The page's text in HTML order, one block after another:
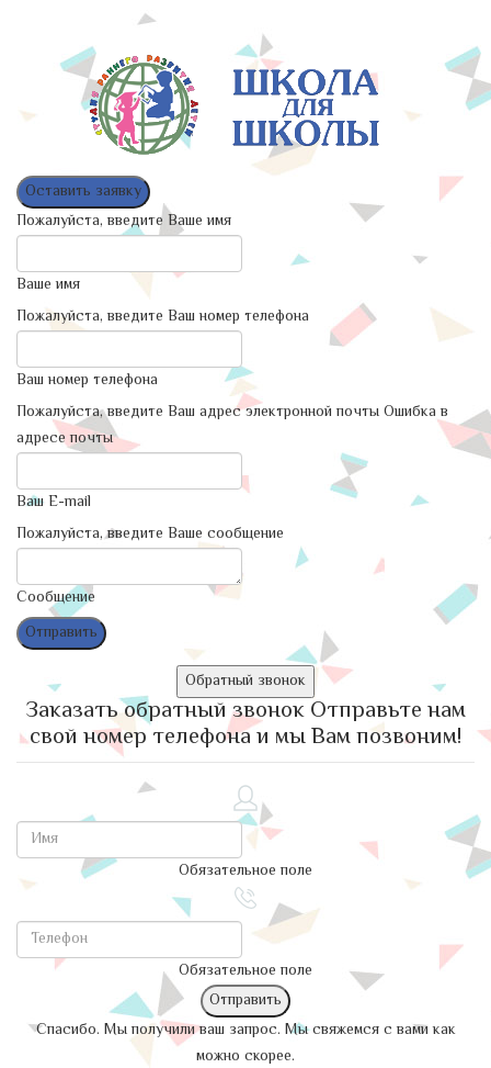
Обратный звонок
Заказать обратный звонокОтправьте нам
свой номер телефона и мы Вам позвоним!
Обязательное поле
Обязательное поле
Спасибо. Мы получили ваш запрос. Мы свяжемся с вами как
можно скорее.
Оставить заявку
Пожалуйста, введите Ваше имя
Ваше имя
Пожалуйста, введите Ваш номер телефона
Ваш номер телефона
Пожалуйста, введите Ваш адрес электронной почтыОшибка в
адресе почты
Ваш E-mail
Пожалуйста, введите Ваше сообщение
Сообщение